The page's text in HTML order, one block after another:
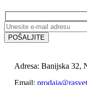
Adresa: Banijska 32,
Email: